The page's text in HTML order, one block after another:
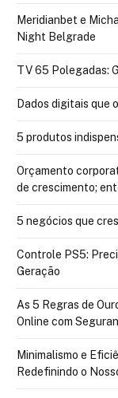
Meridianbet e
Night Belgrade
TV 65 Polegadas:
Dados digitais que
5 produtos
Orçamento
de crescimento;
5 negócios que
Controle PS5:
Geração
As 5 Regras de
Online com
Minimalismo e
Redefinindo o